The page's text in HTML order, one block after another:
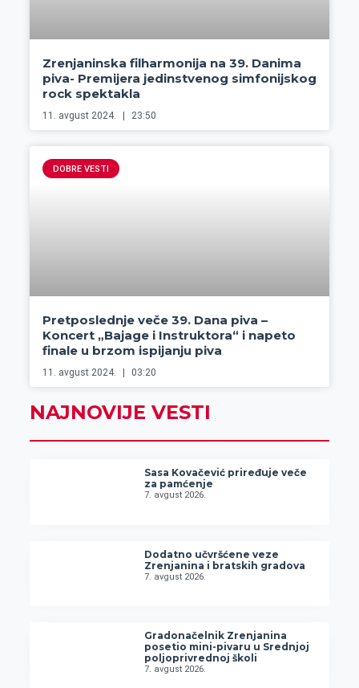
Zrenjaninska filharmonija na 39. Danima
piva- Premijera jedinstvenog simfonijskog
rock spektakla
11. avgust 2024. 23:50
DOBRE VESTI
Pretposlednje veče 39. Dana piva –
Koncert „Bajage i Instruktora“ i napeto
finale u brzom ispijanju piva
11. avgust 2024. 03:20
NAJNOVIJE VESTI
Sasa Kovačević priređuje veče
za pamćenje
7. avgust 2026.
Dodatno učvršćene veze
Zrenjanina i bratskih gradova
7. avgust 2026.
Gradonačelnik Zrenjanina
posetio mini-pivaru u Srednjoj
poljoprivrednoj školi
7. avgust 2026.